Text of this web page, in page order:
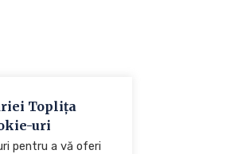
Toplița
uri
pentru a vă oferi